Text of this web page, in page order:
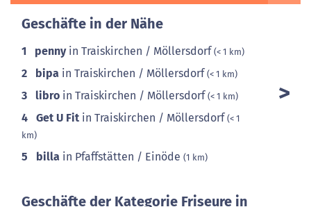
Geschäfte in der Nähe
1 pennyin Traiskirchen / Möllersdorf(< 1 km)
2 bipa in Traiskirchen / Möllersdorf(< 1 km)
3 libro in Traiskirchen / Möllersdorf(< 1 km)
4 Get U Fit in Traiskirchen / Möllersdorf(< 1
km)
5 billa in Pfaffstätten / Einöde (1 km)
Geschäfte der Kategorie Friseure in